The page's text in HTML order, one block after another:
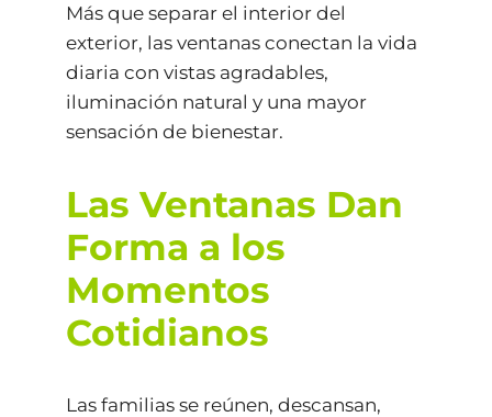
Más que separar el interior del
exterior, las ventanas conectan la vida
diaria con vistas agradables,
iluminación natural y una mayor
sensación de bienestar.
Las Ventanas Dan
Forma a los
Momentos
Cotidianos
Las familias se reúnen, descansan,